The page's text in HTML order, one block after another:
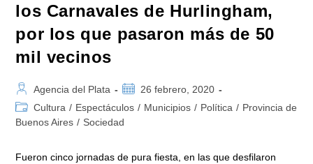
los Carnavales de Hurlingham,
por los que pasaron más de 50
mil vecinos
Autor
de
la
Agencia del Plata
Publicación
de
la
26 febrero, 2020
Categoría
de
Cultura / Espectáculos / Municipios / Política / Provincia de
Buenos Aires / Sociedad
Fueron cinco jornadas de pura fiesta, en las que desfilaron